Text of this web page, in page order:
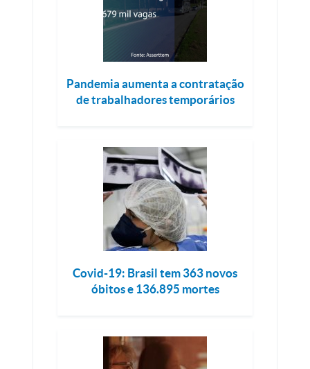
Pandemia aumenta a contratação
de trabalhadores temporários
Covid-19: Brasil tem 363 novos
óbitos e 136.895 mortes